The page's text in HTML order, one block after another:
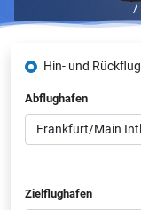
Hin- und Rückflug
Abflughafen
Zielflughafen